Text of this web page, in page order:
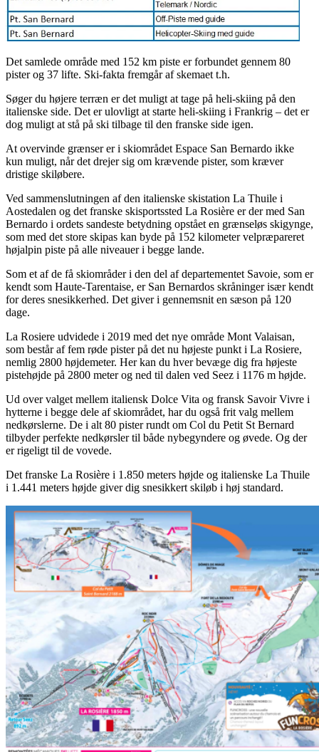
Det samlede område med 152 km piste er forbundet gennem 80
pister og 37 lifte. Ski-fakta fremgår af skemaet t.h.
Søger du højere terræn er det muligt at tage på heli-skiing på den
italienske side. Det er ulovligt at starte heli-skiing i Frankrig – det er
dog muligt at stå på ski tilbage til den franske side igen.
At overvinde grænser er i skiområdet Espace San Bernardo ikke
kun muligt, når det drejer sig om krævende pister, som kræver
dristige skiløbere.
Ved sammenslutningen af den italienske skistation La Thuile i
Aostedalen og det franske skisportssted La Rosière er der med San
Bernardo i ordets sandeste betydning opstået en grænseløs skigynge,
som med det store skipas kan byde på 152 kilometer velpræpareret
højalpin piste på alle niveauer i begge lande.
Som et af de få skiområder i den del af departementet Savoie, som er
kendt som Haute-Tarentaise, er San Bernardos skråninger især kendt
for deres snesikkerhed. Det giver i gennemsnit en sæson på 120
dage.
La Rosiere udvidede i 2019 med det nye område Mont Valaisan,
som består af fem røde pister på det nu højeste punkt i La Rosiere,
nemlig 2800 højdemeter. Her kan du hver bevæge dig fra højeste
pistehøjde på 2800 meter og ned til dalen ved Seez i 1176 m højde.
Ud over valget mellem italiensk Dolce Vita og fransk Savoir Vivre i
hytterne i begge dele af skiområdet, har du også frit valg mellem
nedkørslerne. De i alt 80 pister rundt om Col du Petit St Bernard
tilbyder perfekte nedkørsler til både nybegyndere og øvede. Og der
er rigeligt til de vovede.
Det franske La Rosière i 1.850 meters højde og italienske La Thuile
i 1.441 meters højde giver dig snesikkert skiløb i høj standard.